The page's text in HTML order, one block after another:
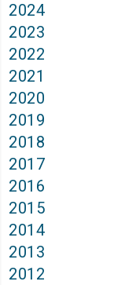
2024
2023
2022
2021
2020
2019
2018
2017
2016
2015
2014
2013
2012